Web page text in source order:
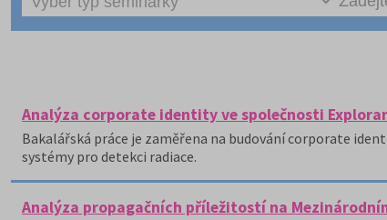
Analýza corporate identity ve společnosti
Bakalářská práce je zaměřena na budování corporate
systémy pro detekci radiace.
Analýza propagačních příležitostí na